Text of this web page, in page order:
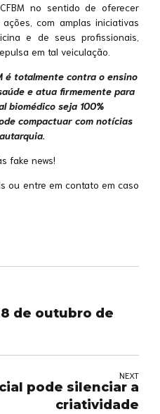
no sentido de oferecer
com amplas iniciativas
e de seus profissionais,
em tal veiculação.
é totalmente contra o ensino
e atua firmemente para
biomédico seja 100%
compactuar com notícias
fake news!
ou entre em contato em caso
de outubro de
NEXT
pode silenciar a
criatividade